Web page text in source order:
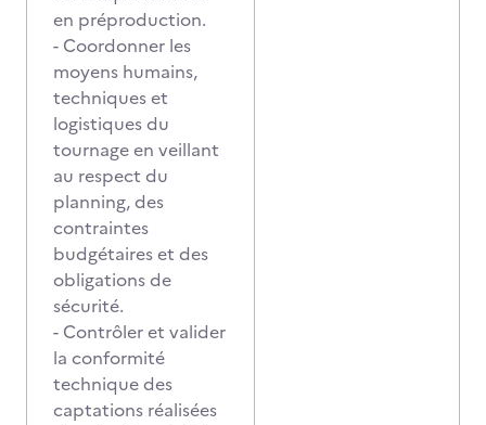
en préproduction.
- Coordonner les
moyens humains,
techniques et
logistiques du
tournage en veillant
au respect du
planning, des
contraintes
budgétaires et des
obligations de
sécurité.
- Contrôler et valider
la conformité
technique des
captations réalisées